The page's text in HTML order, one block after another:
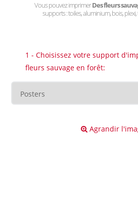
Vous pouvez imprimerDes fleurs
supports : toiles, aluminium, bois,
1 - Choisissez votre support
fleurs sauvage en forêt:
Agrandir